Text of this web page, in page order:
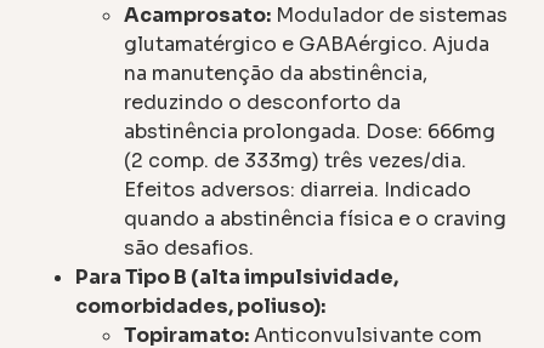
Acamprosato: Modulador de sistemas
glutamatérgico e GABAérgico. Ajuda
na manutenção da abstinência,
reduzindo o desconforto da
abstinência prolongada. Dose: 666mg
(2 comp. de 333mg) três vezes/dia.
Efeitos adversos: diarreia. Indicado
quando a abstinência física e o craving
são desafios.
Para Tipo B (alta impulsividade,
comorbidades, poliuso):
Topiramato:Anticonvulsivante com